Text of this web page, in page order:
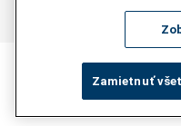
Zamietnuť